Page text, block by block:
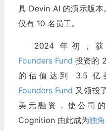
具 Devin AI 的演示版
仅有 10 名员工。
2024 年初，
Founders Fund 投资的
的估值达到 3.5 亿
Founders Fund 又领投
美元融资，使公司
Cognition 由此成为独